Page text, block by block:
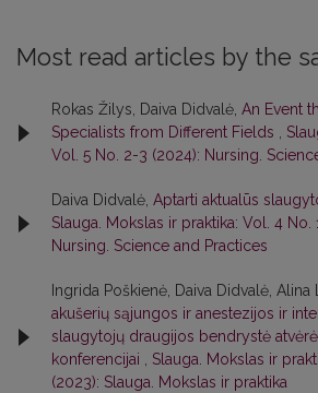
Most read articles by the
Rokas Žilys, Daiva Didvalė, An Event
Specialists from Different Fields ,
Vol. 5 No. 2-3 (2024): Nursing.
Daiva Didvalė, Aptarti aktualūs
Slauga. Mokslas ir praktika: Vol. 4 No.
Nursing. Science and Practices
Ingrida Poškienė, Daiva Didvalė, Alina
akušerių sąjungos ir anestezijos ir
slaugytojų draugijos bendrystė
konferencijai , Slauga. Mokslas ir
(2023): Slauga. Mokslas ir praktika